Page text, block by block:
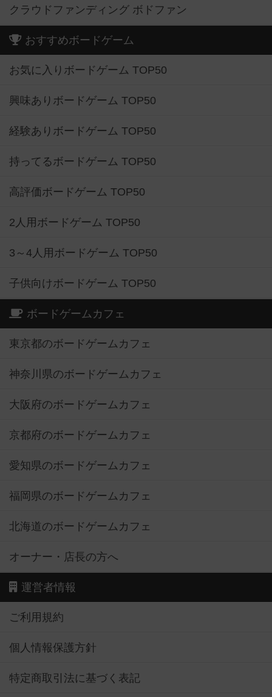
クラウドファンディング ボドファン
おすすめボードゲーム
お気に入りボードゲーム TOP50
興味ありボードゲーム TOP50
経験ありボードゲーム TOP50
持ってるボードゲーム TOP50
高評価ボードゲーム TOP50
2人用ボードゲーム TOP50
3～4人用ボードゲーム TOP50
子供向けボードゲーム TOP50
ボードゲームカフェ
東京都のボードゲームカフェ
神奈川県のボードゲームカフェ
大阪府のボードゲームカフェ
京都府のボードゲームカフェ
愛知県のボードゲームカフェ
福岡県のボードゲームカフェ
北海道のボードゲームカフェ
オーナー・店長の方へ
運営者情報
ご利用規約
個人情報保護方針
特定商取引法に基づく表記